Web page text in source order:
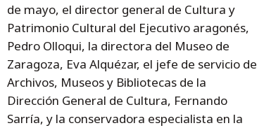
de mayo, el director general de Cultura y
Patrimonio Cultural del Ejecutivo aragonés,
Pedro Olloqui, la directora del Museo de
Zaragoza, Eva Alquézar, el jefe de servicio de
Archivos, Museos y Bibliotecas de la
Dirección General de Cultura, Fernando
Sarría, y la conservadora especialista en la